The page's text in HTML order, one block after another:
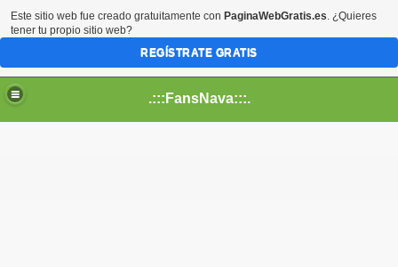
.:::FansNava:::.
Este sitio web fue creado gratuitamente con PaginaWebGratis.es. ¿Quieres
tener tu propio sitio web?
REGÍSTRATE GRATIS